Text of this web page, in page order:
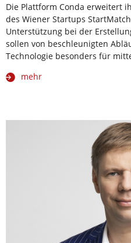
Die Plattform Conda erweitert
des Wiener Startups
Unterstützung bei der
sollen von beschleunigten
Technologie besonders für
mehr